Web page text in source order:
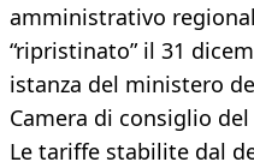
amministrativo
“ripristinato” il 31
istanza del ministero
Camera di consiglio
Le tariffe stabilite dal